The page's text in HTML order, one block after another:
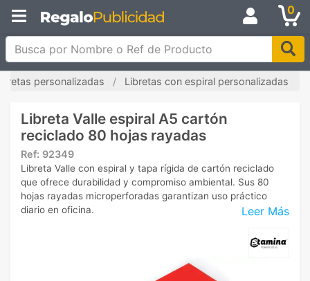
0
Busca por Nombre o Ref de Producto
personalizadas Libretas con espiral personalizadas
Libreta Valle espiral A5 cartón
reciclado 80 hojas rayadas
Ref: 92349
Leer Más
Libreta Valle con espiral y tapa rígida de cartón reciclado
que ofrece durabilidad y compromiso ambiental. Sus 80
hojas rayadas microperforadas garantizan uso práctico
diario en oficina.